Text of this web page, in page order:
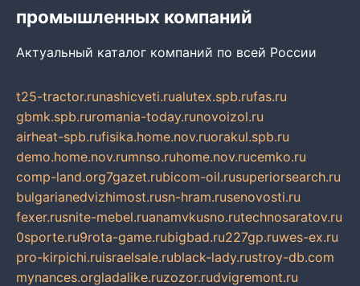
промышленных компаний
Актуальный каталог компаний по всей России
t25-tractor.runashicveti.rualutex.spb.rufas.ru
gbmk.spb.ruromania-today.runovoizol.ru
airheat-spb.rufisika.home.nov.ruorakul.spb.ru
demo.home.nov.rumnso.ruhome.nov.rucemko.ru
comp-land.org7gazet.rubicom-oil.rusuperiorsearch.ru
bulgarianedvizhimost.rusn-hram.rusenovosti.ru
fexer.rusnite-mebel.ruanamvkusno.rutechnosaratov.ru
0sporte.ru9rota-game.rubigbad.ru227gp.ruwes-ex.ru
pro-kirpichi.ruisraelsale.rublack-lady.rustroy-db.com
mynances.orgladalike.ruzozor.rudvigremont.ru